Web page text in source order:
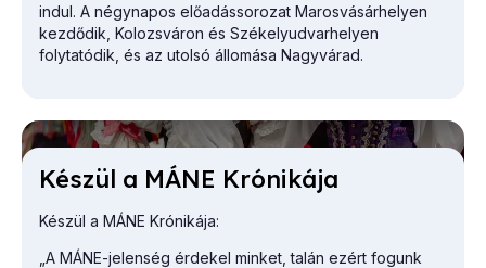
indul. A négynapos előadássorozat Marosvásárhelyen
kezdődik, Kolozsváron és Székelyudvarhelyen
folytatódik, és az utolsó állomása Nagyvárad.
Ké­szül a MÁNE Kró­ni­ká­ja
Készül a MÁNE Krónikája:
„A MÁNE-jelenség érdekel minket, talán ezért fogunk